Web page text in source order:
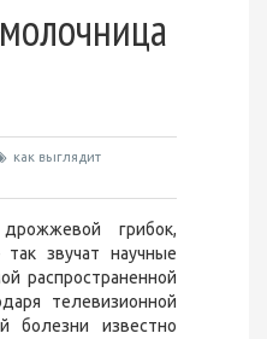
как выглядит
грибок,
звучат научные
распространенной
телевизионной
болезни известно